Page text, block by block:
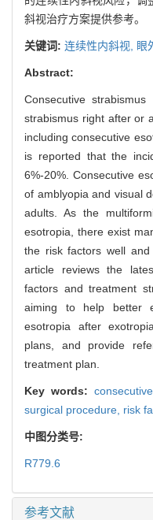
斜视治疗方案提供参考。
关键词: 连续性内斜视, 眼
Abstract:
Consecutive
strabismus right after or
including consecutive
is reported that the
6%-20%. Consecutive
of amblyopia and visual
adults. As the
esotropia, there exist
the risk factors well
article reviews the
factors and treatment
aiming to help better
esotropia after
plans, and provide
treatment plan.
Key words:
surgical procedure, risk
中图分类号:
R779.6
参考文献